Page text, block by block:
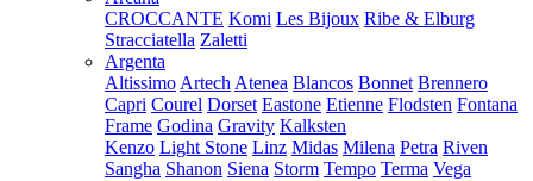
CROCCANTE Komi Les Bijoux Ribe & Elburg
Stracciatella Zaletti
Argenta
Altissimo Artech Atenea Blancos Bonnet Brennero
Capri Courel Dorset Eastone Etienne Flodsten Fontana
Frame Godina Gravity Kalksten
Kenzo Light Stone Linz Midas Milena Petra Riven
Sangha Shanon Siena Storm Tempo Terma Vega